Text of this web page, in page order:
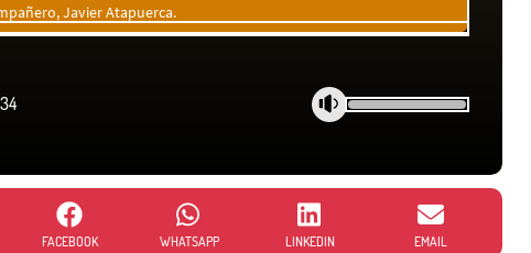
Javier Atapuerca.
FACEBOOK WHATSAPP LINKEDIN EMAIL